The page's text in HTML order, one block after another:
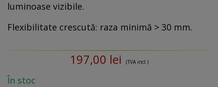
luminoase vizibile.
Flexibilitate crescută: raza minimă > 30 mm.
197,00 lei (TVA incl.)
În stoc